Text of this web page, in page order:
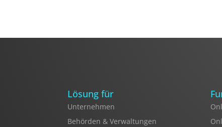
Lösung für
Unternehmen
Behörden & Verwaltungen